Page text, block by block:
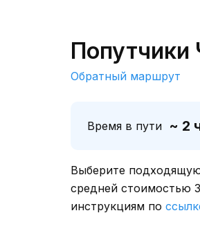
Попутчики
Обратный маршрут
Время в пути ~ 2
Выберите
средней стоимостью
инструкциям по